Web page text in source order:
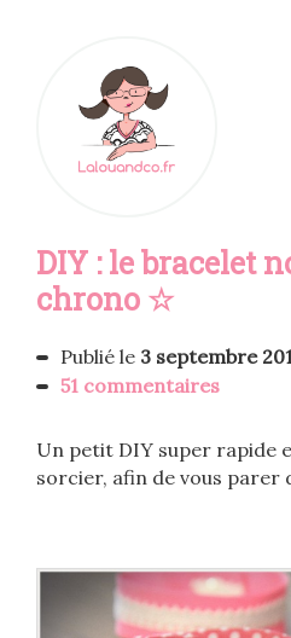
DIY : le bracelet
chrono ☆
Publié le 3 septembre
51 commentaires
Un petit DIY super rapide
sorcier, afin de vous parer